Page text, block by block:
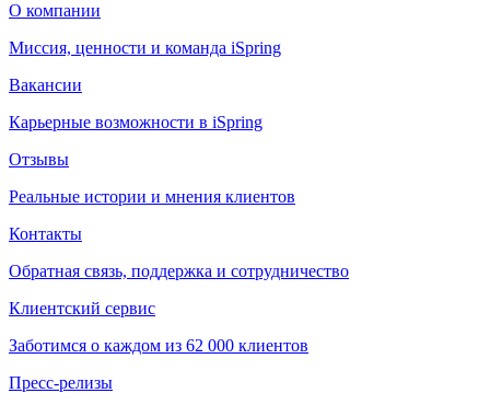
О компании
Миссия, ценности и команда iSpring
Вакансии
Карьерные возможности в iSpring
Отзывы
Реальные истории и мнения клиентов
Контакты
Обратная связь, поддержка и сотрудничество
Клиентский сервис
Заботимся о каждом из 62 000 клиентов
Пресс-релизы